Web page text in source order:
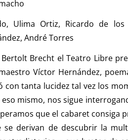
Ulima Ortiz, Ricardo de los
André Torres
Brecht el Teatro Libre
Víctor Hernández,
con tanta lucidez tal vez los
eso mismo, nos sigue
que el cabaret consiga
se derivan de descubrir la